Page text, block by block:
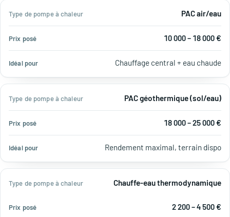
PAC air/eau
10 000 – 18 000 €
Chauffage central + eau chaude
PAC géothermique (sol/eau)
18 000 – 25 000 €
Rendement maximal, terrain dispo
Chauffe-eau thermodynamique
2 200 – 4 500 €